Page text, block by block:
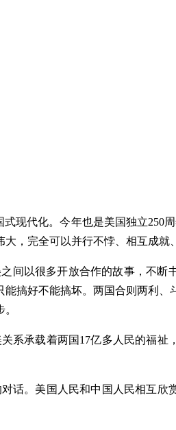
现代化。今年也是美国独立250
，完全可以并行不悖、相互成就
间以很多开放合作的故事，不断
搞好不能搞坏。两国合则两利、
系承载着两国17亿多人民的福祉
话。美国人民和中国人民相互欣